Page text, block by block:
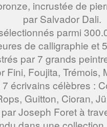
incrustée de
par Salvador Dali.
parmi
de calligraphie et
par 7 grands
Fini, Foujita, Trémois,
écrivains célèbres :
Guitton, Cioran,
Joseph Foret à